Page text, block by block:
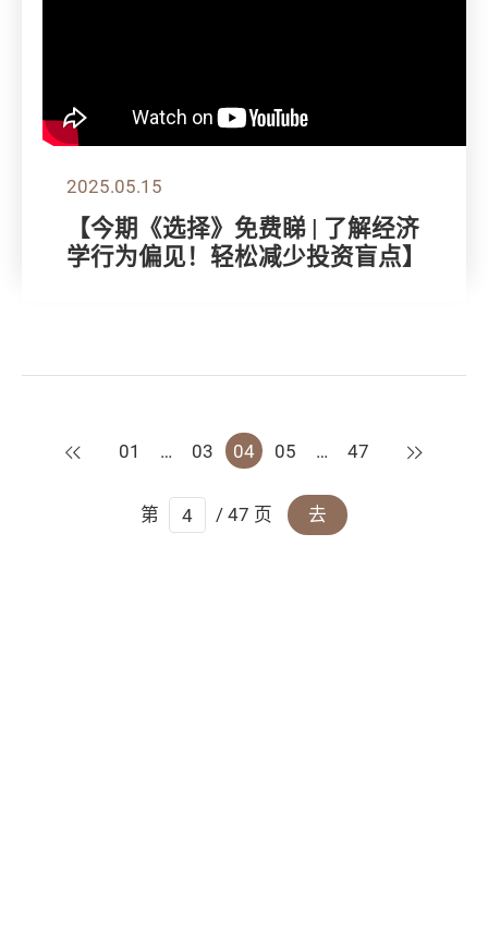
2025.05.15
【今期《选择》免费睇 | 了解经济
学行为偏见！轻松减少投资盲点】
上一页
01 … 03 04 05 … 47 下一页
第 / 47 页 去